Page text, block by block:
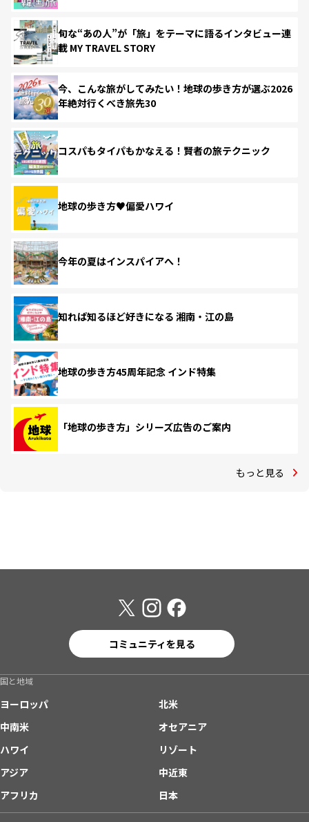
旬な“あの人”が「旅」をテーマに語るインタビュー連
載 MY TRAVEL STORY
今、こんな旅がしてみたい！地球の歩き方が選ぶ2026
年絶対行くべき旅先30
コスパもタイパもかなえる！賢者の旅テクニック
地球の歩き方♥偏愛ハワイ
今年の夏はインスパイアへ！
知れば知るほど好きになる 湘南・江の島
地球の歩き方45周年記念 インド特集
「地球の歩き方」シリーズ広告のご案内
もっと見る
コミュニティを見る
国と地域
ヨーロッパ
北米
中南米
オセアニア
ハワイ
リゾート
アジア
中近東
アフリカ
日本